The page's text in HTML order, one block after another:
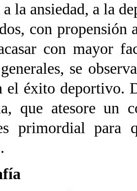
la ansiedad, a la
con propensión
con mayor
se
el éxito deportivo.
que atesore un
primordial para